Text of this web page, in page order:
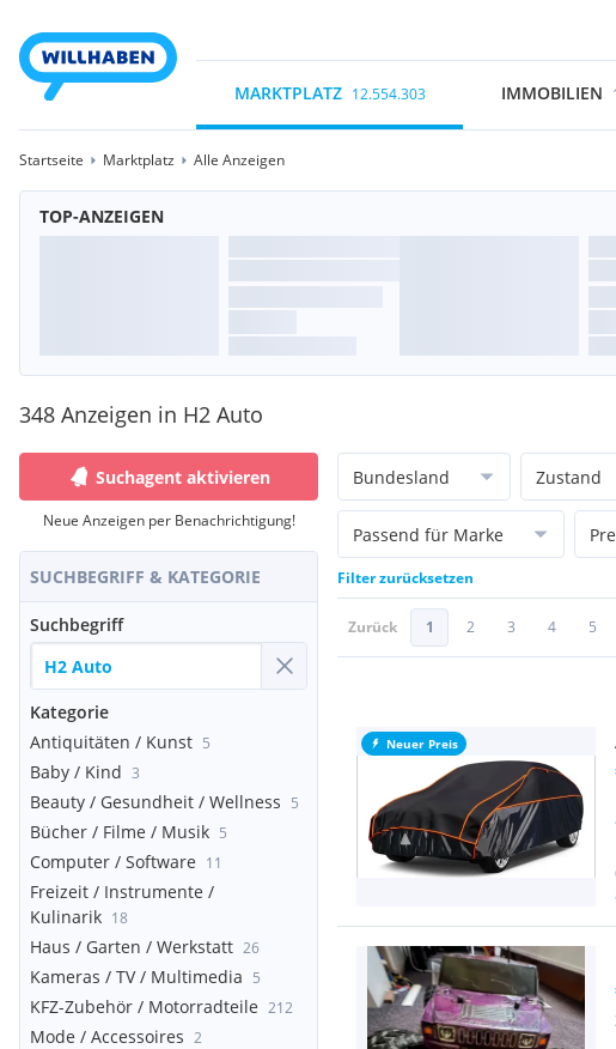
MARKTPLATZ 12.554.303 IMMOBILIEN
Startseite Marktplatz Alle Anzeigen
TOP-ANZEIGEN
348 Anzeigen in H2 Auto
Suchagent aktivieren
Neue Anzeigen per Benachrichtigung!
SUCHBEGRIFF & KATEGORIE
Suchbegriff
Kategorie
Antiquitäten / Kunst 5
Baby / Kind 3
Beauty / Gesundheit / Wellness 5
Bücher / Filme / Musik 5
Computer / Software 11
Freizeit / Instrumente /
Kulinarik 18
Haus / Garten / Werkstatt 26
Kameras / TV / Multimedia 5
KFZ-Zubehör / Motorradteile 212
Mode / Accessoires 2
Bundesland Zustand
Passend für Marke
Filter zurücksetzen
Zurück 1 2 3 4 5
Neuer Preis